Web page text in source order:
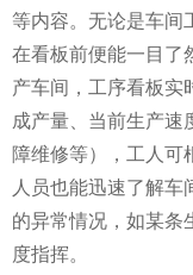
等内容。无论是车间
在看板前便能一目了
产车间，工序看板实
成产量、当前生产速
障维修等），工人可
人员也能迅速了解车
的异常情况，如某条
度指挥。